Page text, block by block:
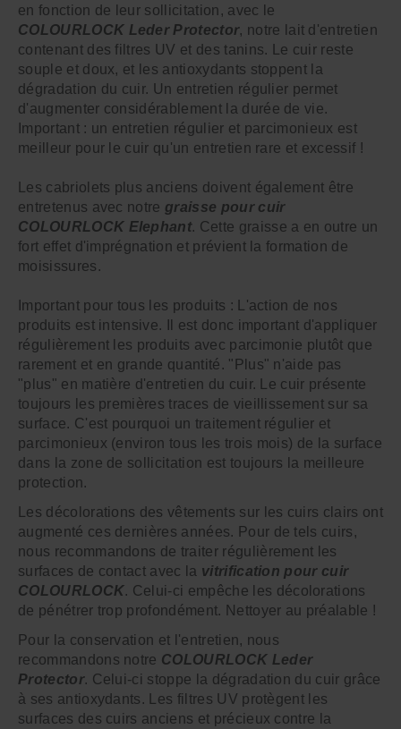
en fonction de leur sollicitation, avec le
COLOURLOCK Leder Protector, notre lait d'entretien
contenant des filtres UV et des tanins. Le cuir reste
souple et doux, et les antioxydants stoppent la
dégradation du cuir. Un entretien régulier permet
d'augmenter considérablement la durée de vie.
Important : un entretien régulier et parcimonieux est
meilleur pour le cuir qu'un entretien rare et excessif !
Les cabriolets plus anciens doivent également être
entretenus avec notre graisse pour cuir
COLOURLOCK Elephant. Cette graisse a en outre un
fort effet d'imprégnation et prévient la formation de
moisissures.
Important pour tous les produits : L'action de nos
produits est intensive. Il est donc important d'appliquer
régulièrement les produits avec parcimonie plutôt que
rarement et en grande quantité. "Plus" n'aide pas
"plus" en matière d'entretien du cuir. Le cuir présente
toujours les premières traces de vieillissement sur sa
surface. C'est pourquoi un traitement régulier et
parcimonieux (environ tous les trois mois) de la surface
dans la zone de sollicitation est toujours la meilleure
protection.
Les décolorations des vêtements sur les cuirs clairs ont
augmenté ces dernières années. Pour de tels cuirs,
nous recommandons de traiter régulièrement les
surfaces de contact avec la vitrification pour cuir
COLOURLOCK. Celui-ci empêche les décolorations
de pénétrer trop profondément. Nettoyer au préalable !
Pour la conservation et l'entretien, nous
recommandons notre COLOURLOCK Leder
Protector. Celui-ci stoppe la dégradation du cuir grâce
à ses antioxydants. Les filtres UV protègent les
surfaces des cuirs anciens et précieux contre la